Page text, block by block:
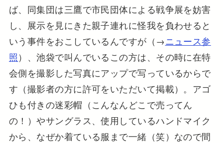
ば、同集団は三鷹で市民団体による戦争展を妨害
し、展示を見にきた親子連れに怪我を負わせると
いう事件をおこしているんですが（→ニュース参
照）、池袋で叫んでいるこの方は、その時に在特
会側を撮影した写真にアップで写っているからで
す（撮影者の方に許可をいただいて掲載）。アゴ
ひも付きの迷彩帽（こんなんどこで売ってん
の！）やサングラス、使用しているハンドマイク
から、なぜか着ている服まで一緒（笑）なので間